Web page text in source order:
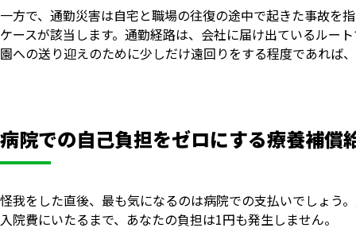
一方で、通勤災害は自宅と職場の往復の途中で起きた事故を
ケースが該当します。通勤経路は、会社に届け出ているルー
園への送り迎えのために少しだけ遠回りをする程度であれば
病院での自己負担をゼロにする療養補償
怪我をした直後、最も気になるのは病院での支払いでしょう
入院費にいたるまで、あなたの負担は1円も発生しません。